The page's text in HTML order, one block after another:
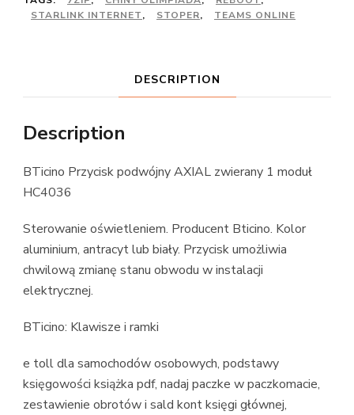
STARLINK INTERNET, STOPER, TEAMS ONLINE
DESCRIPTION
Description
BTicino Przycisk podwójny AXIAL zwierany 1 moduł
HC4036
Sterowanie oświetleniem. Producent Bticino. Kolor
aluminium, antracyt lub biały. Przycisk umożliwia
chwilową zmianę stanu obwodu w instalacji
elektrycznej.
BTicino: Klawisze i ramki
e toll dla samochodów osobowych, podstawy
księgowości książka pdf, nadaj paczke w paczkomacie,
zestawienie obrotów i sald kont księgi głównej,